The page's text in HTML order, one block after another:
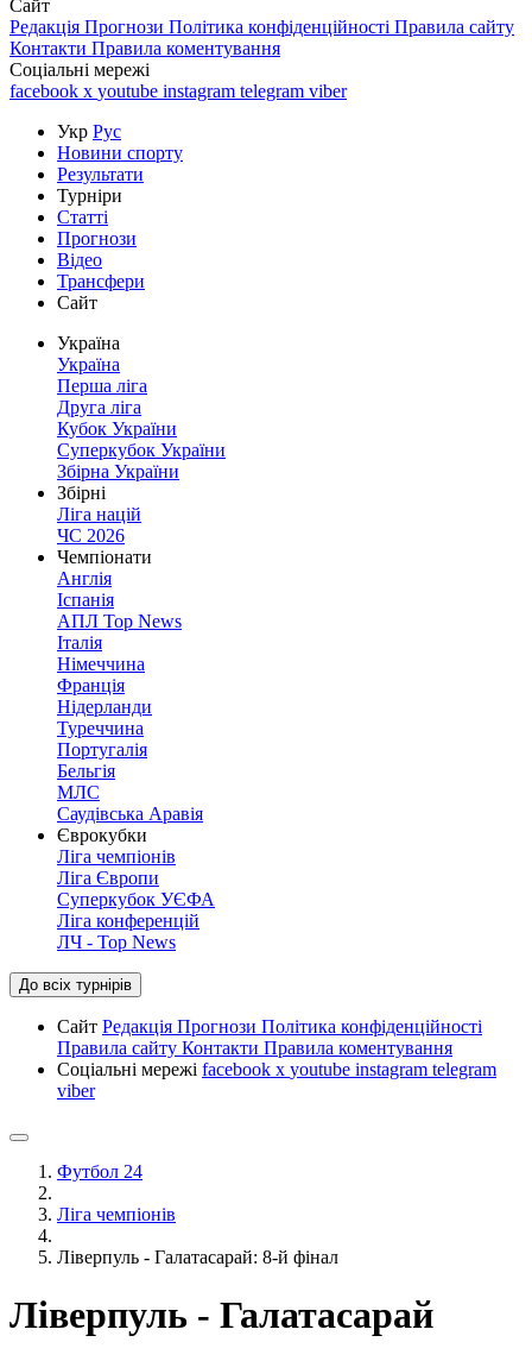
Сайт
Редакція Прогнози Політика конфіденційності Правила сайту
Контакти Правила коментування
Соціальні мережі
facebook x youtube instagram telegram viber
Укр Рус
Новини спорту
Результати
Турніри
Статті
Прогнози
Відео
Трансфери
Сайт
Україна
Україна
Перша ліга
Друга ліга
Кубок України
Суперкубок України
Збірна України
Збірні
Ліга націй
ЧС 2026
Чемпіонати
Англія
Іспанія
АПЛ Top News
Італія
Німеччина
Франція
Нідерланди
Туреччина
Португалія
Бельгія
МЛС
Саудівська Аравія
Єврокубки
Ліга чемпіонів
Ліга Європи
Суперкубок УЄФА
Ліга конференцій
ЛЧ - Top News
До всіх турнірів
Сайт Редакція Прогнози Політика конфіденційності
Правила сайту Контакти Правила коментування
Соціальні мережі facebook x youtube instagram telegram
viber
Футбол 24
Ліга чемпіонів
Ліверпуль - Галатасарай: 8-й фінал
Ліверпуль - Галатасарай